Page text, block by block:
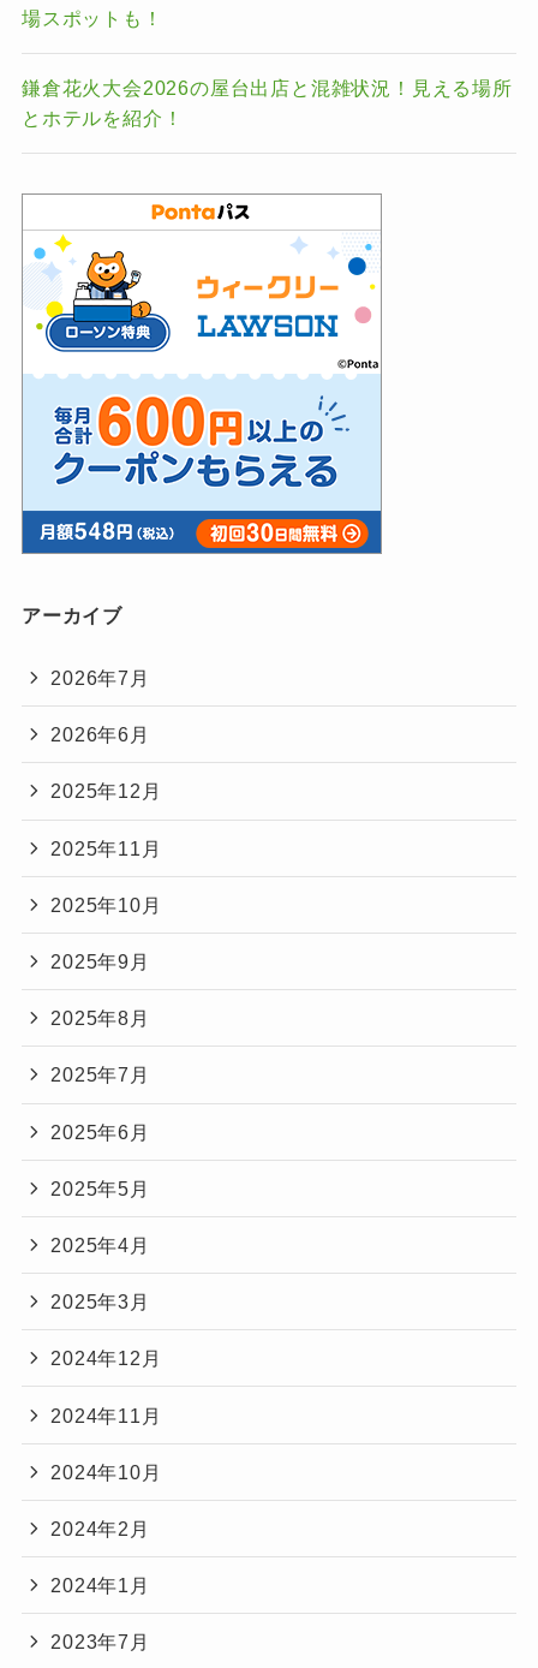
場スポットも！
鎌倉花火大会2026の屋台出店と混雑状況！見える場所
とホテルを紹介！
アーカイブ
2026年7月
2026年6月
2025年12月
2025年11月
2025年10月
2025年9月
2025年8月
2025年7月
2025年6月
2025年5月
2025年4月
2025年3月
2024年12月
2024年11月
2024年10月
2024年2月
2024年1月
2023年7月